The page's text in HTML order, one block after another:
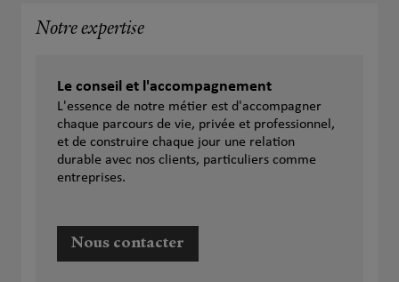
Notre expertise
Le conseil et l'accompagnement
L'essence de notre métier est d'accompagner
chaque parcours de vie, privée et professionnel,
et de construire chaque jour une relation
durable avec nos clients, particuliers comme
entreprises.
Nous contacter